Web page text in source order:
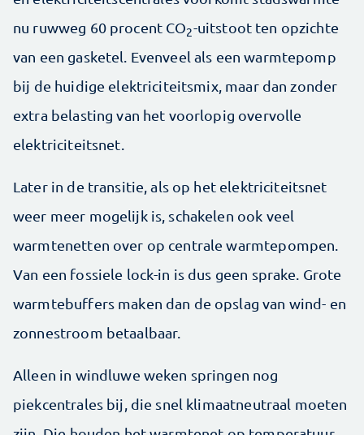
nu ruwweg 60 procent CO2-uitstoot ten opzichte
van een gasketel. Evenveel als een warmtepomp
bij de huidige elektriciteitsmix, maar dan zonder
extra belasting van het voorlopig overvolle
elektriciteitsnet.
Later in de transitie, als op het elektriciteitsnet
weer meer mogelijk is, schakelen ook veel
warmtenetten over op centrale warmtepompen.
Van een fossiele lock-in is dus geen sprake. Grote
warmtebuffers maken dan de opslag van wind- en
zonnestroom betaalbaar.
Alleen in windluwe weken springen nog
piekcentrales bij, die snel klimaatneutraal moeten